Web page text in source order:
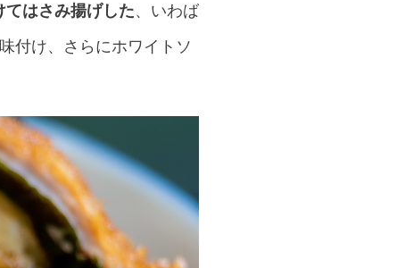
はさみ揚げした、いわば
付け、さらにホワイトソ